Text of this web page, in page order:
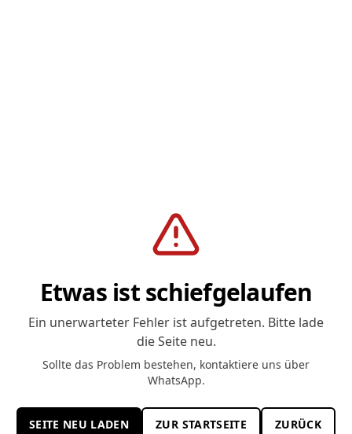
Etwas ist schiefgelaufen
Ein unerwarteter Fehler ist aufgetreten. Bitte lade
die Seite neu.
Sollte das Problem bestehen, kontaktiere uns über
WhatsApp.
SEITE NEU LADEN ZUR STARTSEITE ZURÜCK